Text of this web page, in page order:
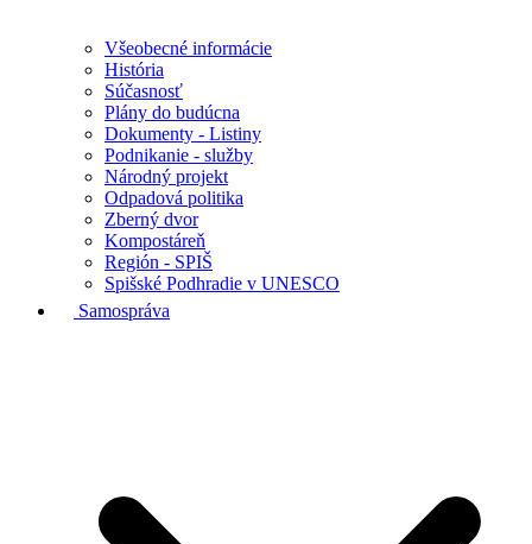
Všeobecné informácie
História
Súčasnosť
Plány do budúcna
Dokumenty - Listiny
Podnikanie - služby
Národný projekt
Odpadová politika
Zberný dvor
Kompostáreň
Región - SPIŠ
Spišské Podhradie v UNESCO
Samospráva